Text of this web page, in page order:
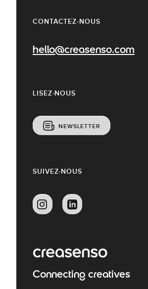
CONTACTEZ-NOUS
hello@creasenso.com
LISEZ-NOUS
NEWSLETTER
SUIVEZ-NOUS
Connecting creatives